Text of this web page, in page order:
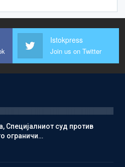
Istokpress
Join us on Twitter
Специјалниот суд против
ограничи…